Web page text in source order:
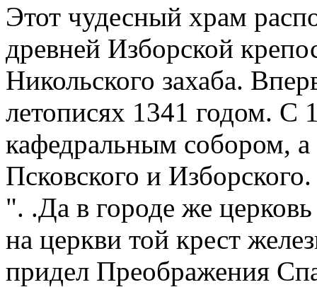
Этот чудесный храм
древней Изборской
Никольского захаба.
летописях 1341 годом. С
кафедральным собором, а
Псковского и
". .Да в городе же
на церкви той крест
придел Преображения